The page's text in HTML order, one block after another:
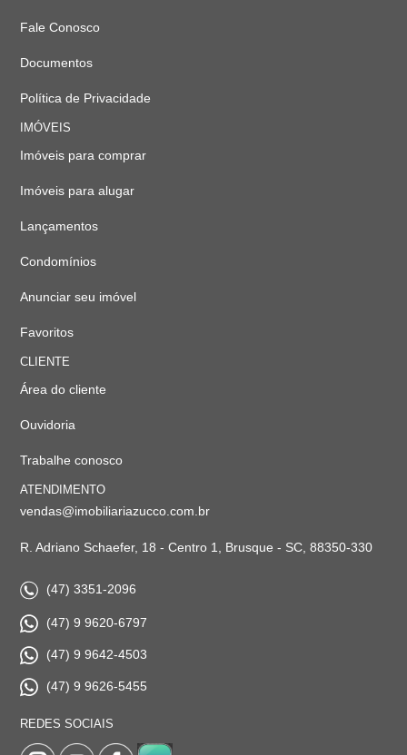
Fale Conosco
Documentos
Política de Privacidade
IMÓVEIS
Imóveis para comprar
Imóveis para alugar
Lançamentos
Condomínios
Anunciar seu imóvel
Favoritos
CLIENTE
Área do cliente
Ouvidoria
Trabalhe conosco
ATENDIMENTO
vendas@imobiliariazucco.com.br
R. Adriano Schaefer, 18 - Centro 1, Brusque - SC, 88350-330
(47) 3351-2096
(47) 9 9620-6797
(47) 9 9642-4503
(47) 9 9626-5455
REDES SOCIAIS